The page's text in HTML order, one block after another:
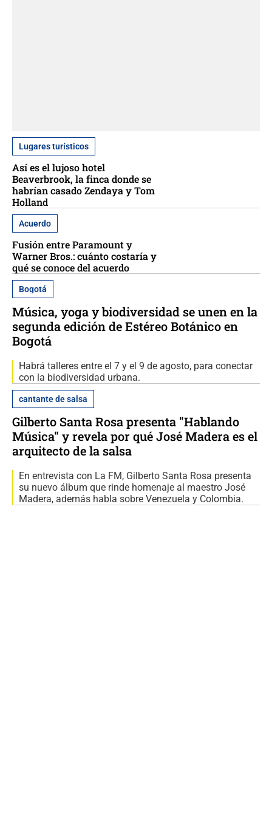
Lugares turísticos
Así es el lujoso hotel
Beaverbrook, la finca donde se
habrían casado Zendaya y Tom
Holland
Acuerdo
Fusión entre Paramount y
Warner Bros.: cuánto costaría y
qué se conoce del acuerdo
Bogotá
Música, yoga y biodiversidad se unen en la
segunda edición de Estéreo Botánico en
Bogotá
Habrá talleres entre el 7 y el 9 de agosto, para conectar
con la biodiversidad urbana.
cantante de salsa
Gilberto Santa Rosa presenta "Hablando
Música" y revela por qué José Madera es el
arquitecto de la salsa
En entrevista con La FM, Gilberto Santa Rosa presenta
su nuevo álbum que rinde homenaje al maestro José
Madera, además habla sobre Venezuela y Colombia.